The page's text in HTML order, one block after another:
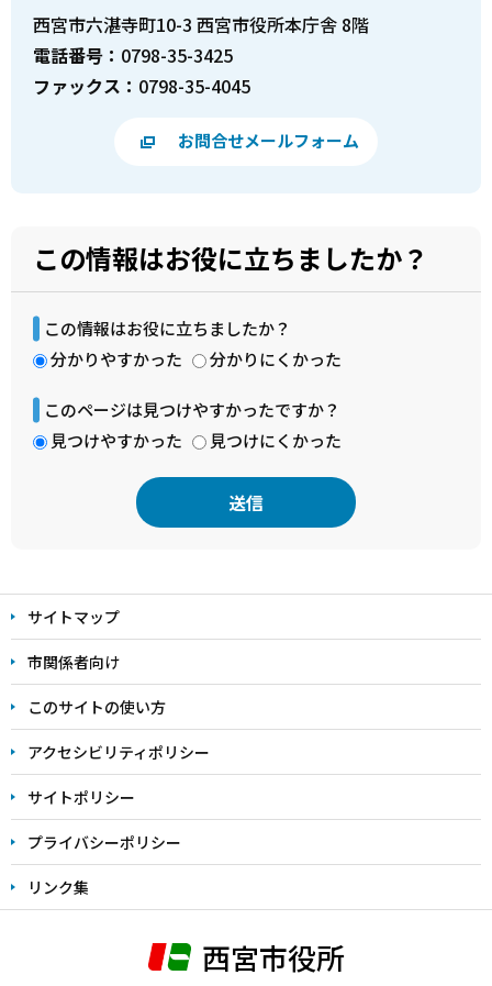
西宮市六湛寺町10-3 西宮市役所本庁舎 8階
電話番号： 0798-35-3425
ファックス： 0798-35-4045
お問合せメールフォーム
この情報はお役に立ちましたか？
この情報はお役に立ちましたか？
分かりやすかった
分かりにくかった
このページは見つけやすかったですか？
見つけやすかった
見つけにくかった
文
こ
こ
ま
で
サイトマップ
市関係者向け
このサイトの使い方
アクセシビリティポリシー
サイトポリシー
プライバシーポリシー
リンク集
西宮市役所